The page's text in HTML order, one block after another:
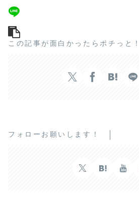
この記事が面白かったらポチっと！
フォローお願いします！